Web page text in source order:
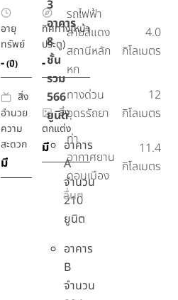
อายุ
ทรัพย์
-(ปี)
ทิศทาง(หน้า
ประตู)
-
สิ่ง
อำนวย
ความ
สะดวก
มี
สิ่ง
ตกแต่ง
มี
3
อาคาร
8
ชั้น
รวม
566
ยูนิต
อาคาร
A
จำนวน
210
ยูนิต
อาคาร
B
จำนวน
รถไฟฟ้า
สายสีแดง
สถานีหลัก
หก
4.0
กิโลเมตร
ทางด่วน
อุดรรัถยา
12
กิโลเมตร
ท่า
อากาศยาน
ดอนเมือง
11.4
กิโลเมตร
อื่นๆ